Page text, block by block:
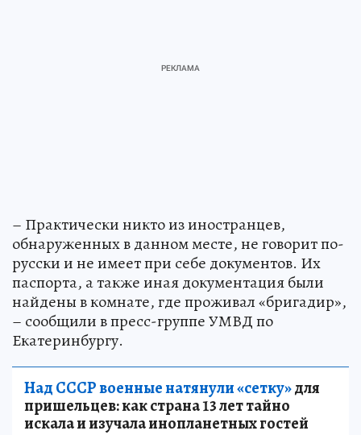
– Практически никто из иностранцев,
обнаруженных в данном месте, не говорит по-
русски и не имеет при себе документов. Их
паспорта, а также иная документация были
найдены в комнате, где проживал «бригадир»,
– сообщили в пресс-группе УМВД по
Екатеринбургу.
Над СССР военные натянули «сетку»для
пришельцев: как страна 13 лет тайно
искала и изучала инопланетных гостей